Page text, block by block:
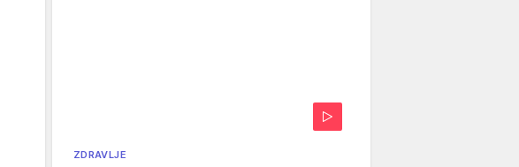
ZDRAVLJE